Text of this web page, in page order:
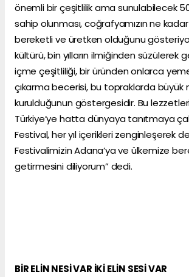
önemli bir çeşitlilik ama sunulabilecek
sahip olunması, coğrafyamızın ne
bereketli ve üretken olduğunu
kültürü, bin yılların ilmiğinden süzülerek
içme çeşitliliği, bir üründen onlarca
çıkarma becerisi, bu topraklarda
kurulduğunun göstergesidir. Bu
Türkiye’ye hatta dünyaya tanıtmaya
Festival, her yıl içerikleri zenginleşerek
Festivalimizin Adana’ya ve ülkemize
getirmesini diliyorum” dedi.
BİR ELİN NESİ VAR İKİ ELİN SESİ VAR